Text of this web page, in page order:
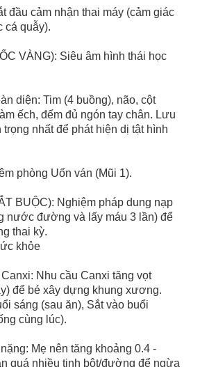
đầu cảm nhận thai máy (cảm giác
cá quẫy).
VÀNG): Siêu âm hình thái học
diện: Tim (4 buồng), não, cột
ếch, đếm đủ ngón tay chân. Lưu
nhất để phát hiện dị tật hình
phòng Uốn ván (Mũi 1).
BUỘC): Nghiệm pháp dung nạp
nước đường và lấy máu 3 lần) để
thai kỳ.
khỏe
Nhu cầu Canxi tăng vọt
để bé xây dựng khung xương.
sáng (sau ăn), Sắt vào buổi
cùng lúc).
Mẹ nên tăng khoảng 0.4 -
quá nhiều tinh bột/đường để ngừa